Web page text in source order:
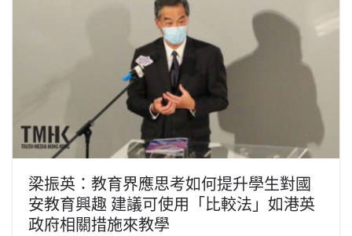
梁振英：教育界應思考如何提升學生對國
安教育興趣 建議可使用「比較法」如港英
政府相關措施來教學